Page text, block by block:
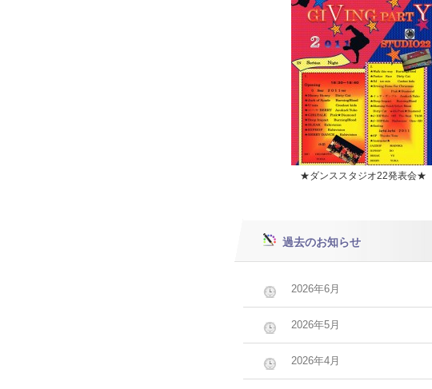
★ダンススタジオ22発表会★
過去のお知らせ
2026年6月
2026年5月
2026年4月